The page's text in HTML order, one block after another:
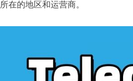
所在的地区和运营商。